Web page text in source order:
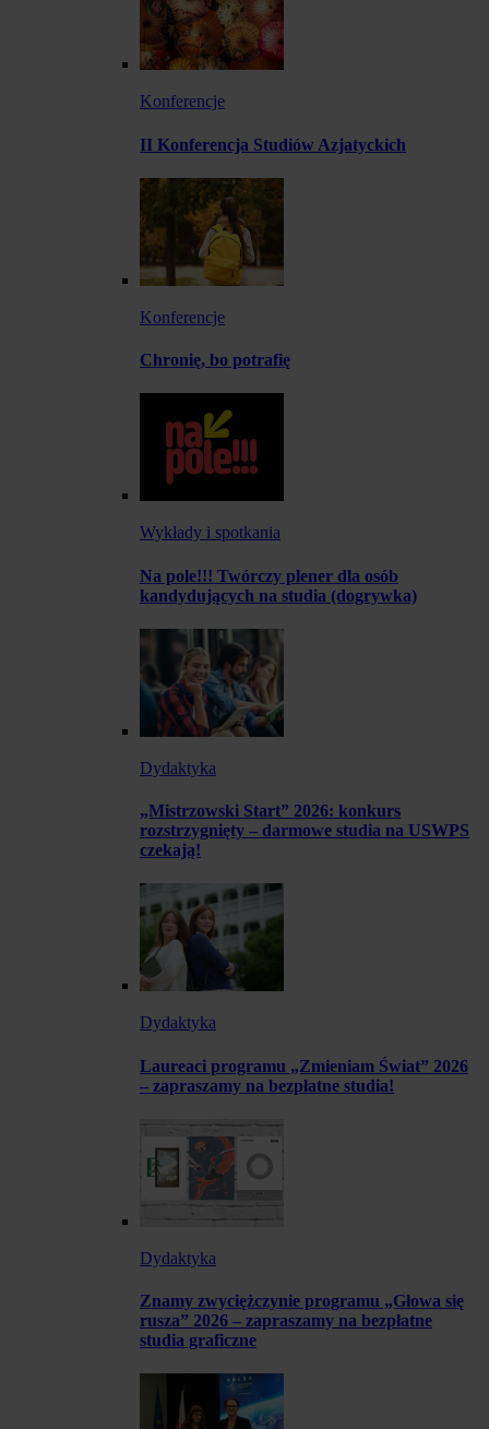
Konferencje
II Konferencja Studiów Azjatyckich
Konferencje
Chronię, bo potrafię
Wykłady i spotkania
Na pole!!! Twórczy plener dla osób
kandydujących na studia (dogrywka)
Dydaktyka
„Mistrzowski Start” 2026: konkurs
rozstrzygnięty – darmowe studia na USWPS
czekają!
Dydaktyka
Laureaci programu „Zmieniam Świat” 2026
– zapraszamy na bezpłatne studia!
Dydaktyka
Znamy zwyciężczynie programu „Głowa się
rusza” 2026 – zapraszamy na bezpłatne
studia graficzne